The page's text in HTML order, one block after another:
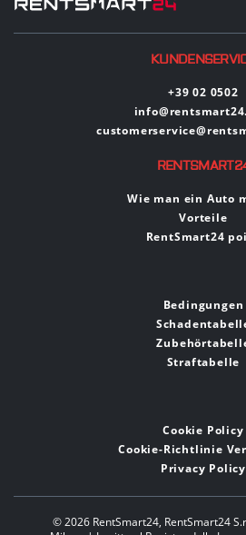
+39 02 0502
Wie man ein Auto
Vorteile
RentSmart24
Bedingungen
Straftabelle
Cookie Policy
Cookie-Richtlinie
Privacy Policy
© 2026 RentSmart24, RentSmart24